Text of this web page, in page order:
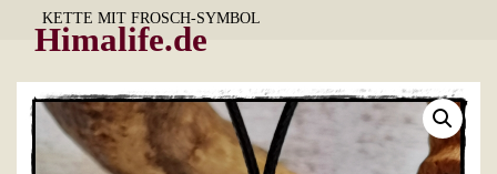
Himalife.de
KETTE MIT FROSCH-SYMBOL